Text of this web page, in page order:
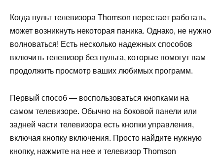
Когда пульт телевизора Thomson перестает работать,
может возникнуть некоторая паника. Однако, не нужно
волноваться! Есть несколько надежных способов
включить телевизор без пульта, которые помогут вам
продолжить просмотр ваших любимых программ.
Первый способ — воспользоваться кнопками на
самом телевизоре. Обычно на боковой панели или
задней части телевизора есть кнопки управления,
включая кнопку включения. Просто найдите нужную
кнопку, нажмите на нее и телевизор Thomson